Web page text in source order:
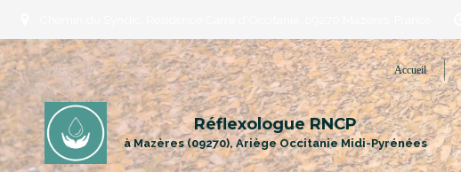
Accueil
Réflexologue RNCP
à Mazères (09270), Ariège Occitanie Midi-Pyrénées